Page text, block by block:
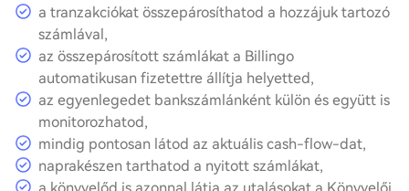
a tranzakciókat összepárosíthatod a hozzájuk tartozó
számlával,
az összepárosított számlákat a Billingo
automatikusan fizetettre állítja helyetted,
az egyenlegedet bankszámlánként külön és együtt is
monitorozhatod,
mindig pontosan látod az aktuális cash-flow-dat,
naprakészen tarthatod a nyitott számlákat,